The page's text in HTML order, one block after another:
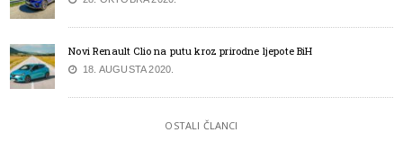
Novi Renault Clio na putu kroz prirodne ljepote BiH
18. AUGUSTA 2020.
OSTALI ČLANCI